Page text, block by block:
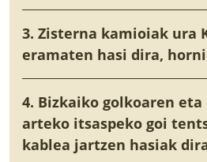
3. Zisterna kamioiak ura
eramaten hasi dira,
4. Bizkaiko golkoaren
arteko itsaspeko goi
kablea jartzen hasiak